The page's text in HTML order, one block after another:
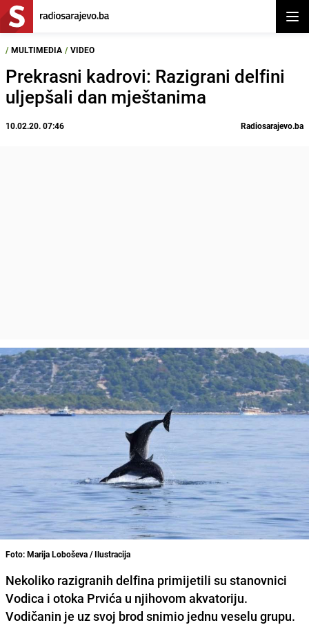
/ MULTIMEDIA / VIDEO
Prekrasni kadrovi: Razigrani delfini
uljepšali dan mještanima
10.02.20. 07:46 Radiosarajevo.ba
Foto: Marija Loboševa / Ilustracija
Nekoliko razigranih delfina primijetili su stanovnici
Vodica i otoka Prvića u njihovom akvatoriju.
Vodičanin je uz svoj brod snimio jednu veselu grupu.